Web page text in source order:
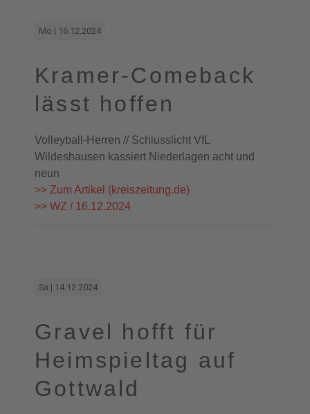
Mo | 16.12.2024
Kramer-Comeback
lässt hoffen
Volleyball-Herren // Schlusslicht VfL
Wildeshausen kassiert Niederlagen acht und
neun
>> Zum Artikel (kreiszeitung.de)
>> WZ / 16.12.2024
Sa | 14.12.2024
Gravel hofft für
Heimspieltag auf
Gottwald